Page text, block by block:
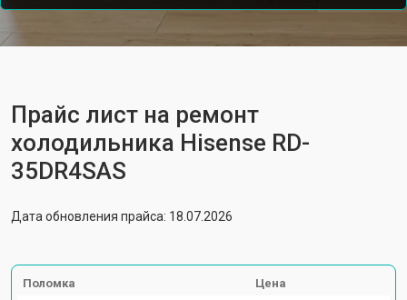
Прайс лист на ремонт
холодильника Hisense RD-
35DR4SAS
Дата обновления прайса: 18.07.2026
Поломка Цена